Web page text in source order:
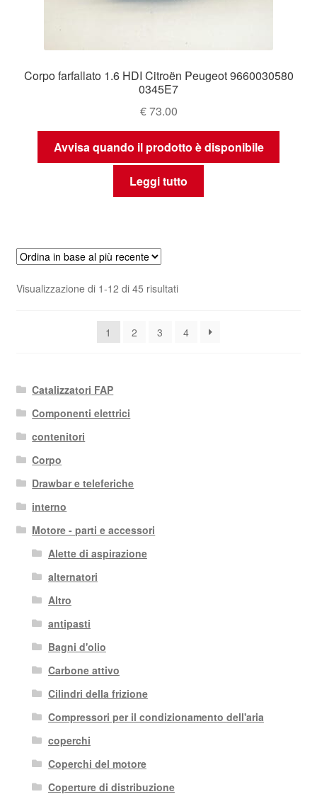
Corpo farfallato 1.6 HDI Citroën Peugeot 9660030580
0345E7
€73.00
Avvisa quando il prodotto è disponibile
Leggi tutto
Visualizzazione di 1-12 di 45 risultatiOrdina
al
1 2 3 4
Catalizzatori FAP
Componenti elettrici
contenitori
Corpo
Drawbar e teleferiche
interno
Motore - parti e accessori
Alette di aspirazione
alternatori
Altro
antipasti
Bagni d'olio
Carbone attivo
Cilindri della frizione
Compressori per il condizionamento dell'aria
coperchi
Coperchi del motore
Coperture di distribuzione